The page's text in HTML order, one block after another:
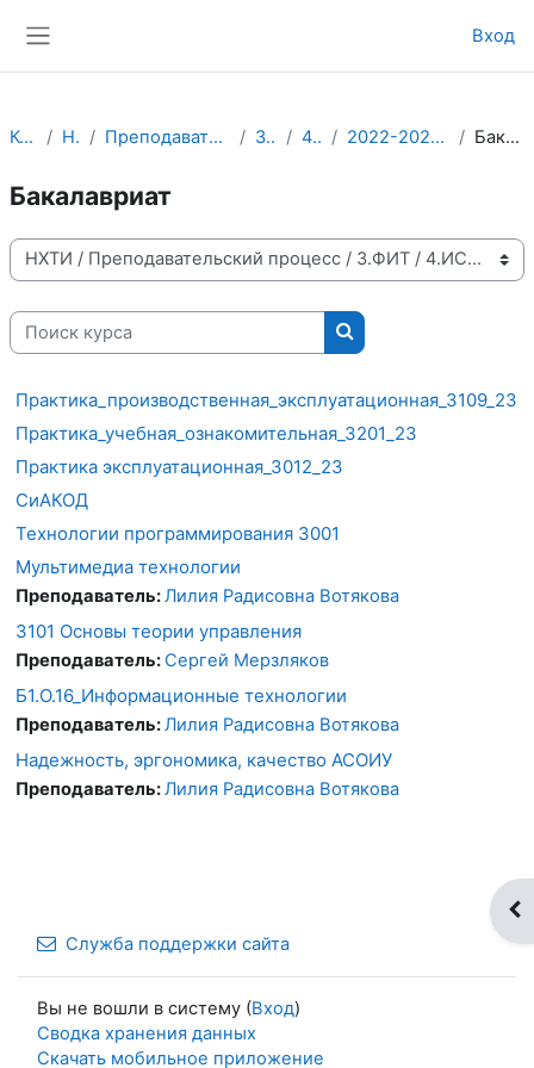
Вход
Курсы НХТИ Преподавательский процесс 3.ФИТ 4.ИСТ 2022-2023 учебный год Бакалавриат
Бакалавриат
Категории курсов
Поиск курса
Поиск курса
Практика_производственная_эксплуатационная_3109_23
Практика_учебная_ознакомительная_3201_23
Практика эксплуатационная_3012_23
СиАКОД
Технологии программирования 3001
Мультимедиа технологии
Преподаватель:Лилия Радисовна Вотякова
3101 Основы теории управления
Преподаватель:Сергей Мерзляков
Б1.О.16_Информационные технологии
Преподаватель:Лилия Радисовна Вотякова
Надежность, эргономика, качество АСОИУ
Преподаватель:Лилия Радисовна Вотякова
Служба поддержки сайта
Вы не вошли в систему (Вход)
Сводка хранения данных
Скачать мобильное приложение